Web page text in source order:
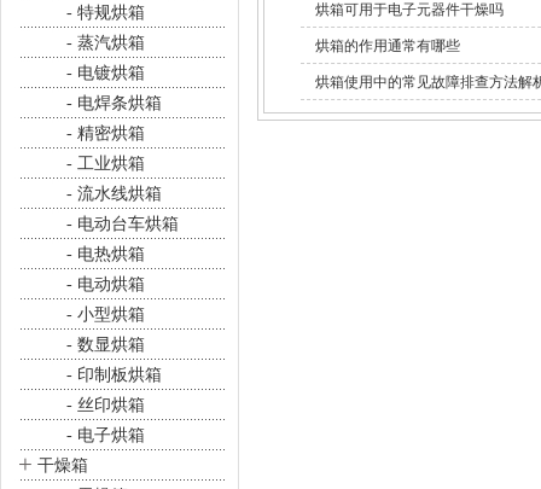
- 特规烘箱
- 蒸汽烘箱
- 电镀烘箱
- 电焊条烘箱
- 精密烘箱
- 工业烘箱
- 流水线烘箱
- 电动台车烘箱
- 电热烘箱
- 电动烘箱
- 小型烘箱
- 数显烘箱
- 印制板烘箱
- 丝印烘箱
- 电子烘箱
+ 干燥箱
烘箱可用于电子元器件干燥吗
烘箱的作用通常有哪些
烘箱使用中的常见故障排查方法解